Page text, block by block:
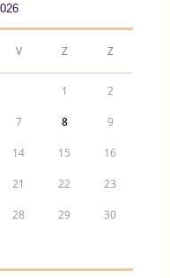
V Z Z
1 2
7 8 9
14 15 16
21 22 23
28 29 30